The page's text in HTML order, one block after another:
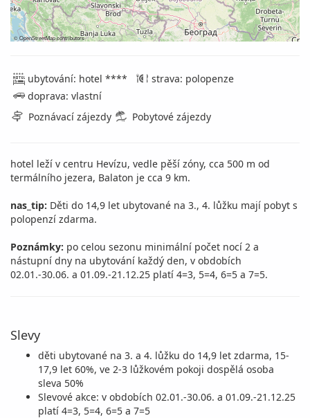
©OpenStreetMapcontributors
ubytování: hotel ****
strava: polopenze
doprava: vlastní
Poznávací zájezdy
Pobytové zájezdy
hotel leží v centru Hevízu, vedle pěší zóny, cca 500 m od
termálního jezera, Balaton je cca 9 km.
nas_tip: Děti do 14,9 let ubytované na 3., 4. lůžku mají pobyt s
polopenzí zdarma.
Poznámky: po celou sezonu minimální počet nocí 2 a
nástupní dny na ubytování každý den, v obdobích
02.01.-30.06. a 01.09.-21.12.25 platí 4=3, 5=4, 6=5 a 7=5.
Slevy
děti ubytované na 3. a 4. lůžku do 14,9 let zdarma, 15-
17,9 let 60%, ve 2-3 lůžkovém pokoji dospělá osoba
sleva 50%
Slevové akce: v obdobích 02.01.-30.06. a 01.09.-21.12.25
platí 4=3, 5=4, 6=5 a 7=5